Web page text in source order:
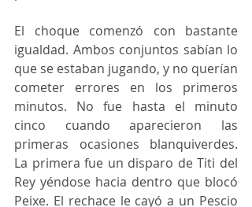
El choque comenzó con bastante
igualdad. Ambos conjuntos sabían lo
que se estaban jugando, y no querían
cometer errores en los primeros
minutos. No fue hasta el minuto
cinco cuando aparecieron las
primeras ocasiones blanquiverdes.
La primera fue un disparo de Titi del
Rey yéndose hacia dentro que blocó
Peixe. El rechace le cayó a un Pescio